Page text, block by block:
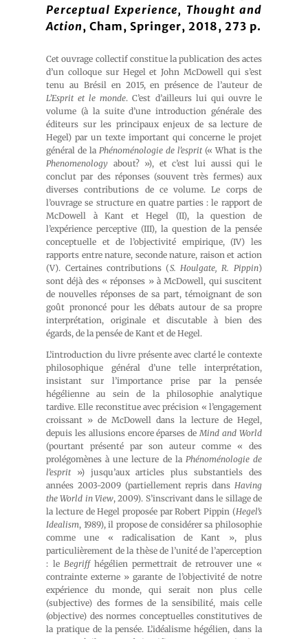
Perceptual Experience, Thought and
Action, Cham, Springer, 2018, 273 p.
Cet ouvrage collectif constitue la publication des actes
d’un colloque sur Hegel et John McDowell qui s’est
tenu au Brésil en 2015, en présence de l’auteur de
L’Esprit et le monde. C’est d’ailleurs lui qui ouvre le
volume (à la suite d’une introduction générale des
éditeurs sur les principaux enjeux de sa lecture de
Hegel) par un texte important qui concerne le projet
général de laPhénoménologie de l’esprit(« What is the
Phenomenology about? »), et c’est lui aussi qui le
conclut par des réponses (souvent très fermes) aux
diverses contributions de ce volume. Le corps de
l’ouvrage se structure en quatre parties : le rapport de
McDowell à Kant et Hegel (II), la question de
l’expérience perceptive (III), la question de la pensée
conceptuelle et de l’objectivité empirique, (IV) les
rapports entre nature, seconde nature, raison et action
(V). Certaines contributions (S. Houlgate, R. Pippin)
sont déjà des « réponses » à McDowell, qui suscitent
de nouvelles réponses de sa part, témoignant de son
goût prononcé pour les débats autour de sa propre
interprétation, originale et discutable à bien des
égards, de la pensée de Kant et de Hegel.
L’introduction du livre présente avec clarté le contexte
philosophique général d’une telle interprétation,
insistant sur l’importance prise par la pensée
hégélienne au sein de la philosophie analytique
tardive. Elle reconstitue avec précision « l’engagement
croissant » de McDowell dans la lecture de Hegel,
depuis les allusions encore éparses deMind and World
(pourtant présenté par son auteur comme « des
prolégomènes à une lecture de la Phénoménologie de
l’esprit ») jusqu’aux articles plus substantiels des
années 2003-2009 (partiellement repris dans Having
the World in View, 2009). S’inscrivant dans le sillage de
la lecture de Hegel proposée par Robert Pippin (Hegel’s
Idealism, 1989), il propose de considérer sa philosophie
comme une « radicalisation de Kant », plus
particulièrement de la thèse de l’unité de l’aperception
: le Begriffhégélien permettrait de retrouver une «
contrainte externe » garante de l’objectivité de notre
expérience du monde, qui serait non plus celle
(subjective) des formes de la sensibilité, mais celle
(objective) des normes conceptuelles constitutives de
la pratique de la pensée. L’idéalisme hégélien, dans la